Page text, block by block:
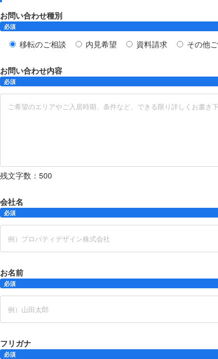
お問い合わせ種別
必須
移転のご相談 内見希望 資料請求 その他
お問い合わせ内容
必須
残文字数： 500
会社名
必須
お名前
必須
フリガナ
必須